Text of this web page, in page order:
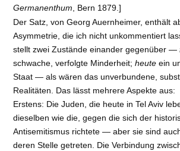
Germanenthum, Bern 1879.]
Der Satz, von Georg Auernheimer, enthält
Asymmetrie, die ich nicht unkommentiert
stellt zwei Zustände einander gegenüber —
schwache, verfolgte Minderheit;heuteein
Staat — als wären das unverbundene,
Realitäten. Das lässt mehrere Aspekte aus:
Erstens: Die Juden, die heute in Tel Aviv
dieselben wie die, gegen die sich der
Antisemitismus richtete — aber sie sind
deren Stelle getreten. Die Verbindung